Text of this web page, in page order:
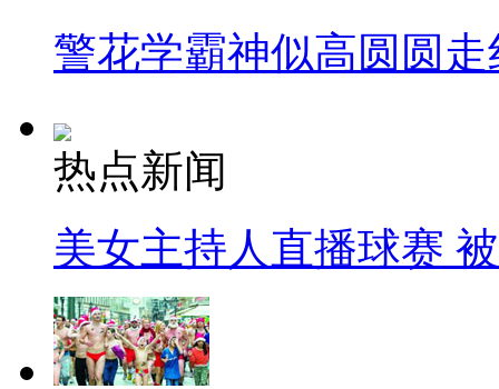
警花学霸神似高圆圆走
热点新闻
美女主持人直播球赛